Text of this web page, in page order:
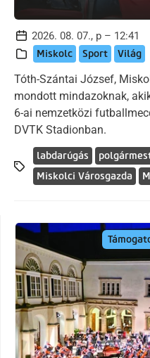
2026. 08. 07., p – 12:41
Miskolc Sport Világ
Tóth-Szántai József,
mondott mindazoknak,
6-ai nemzetközi
DVTK Stadionban.
labdarúgás
Miskolci Városgazda